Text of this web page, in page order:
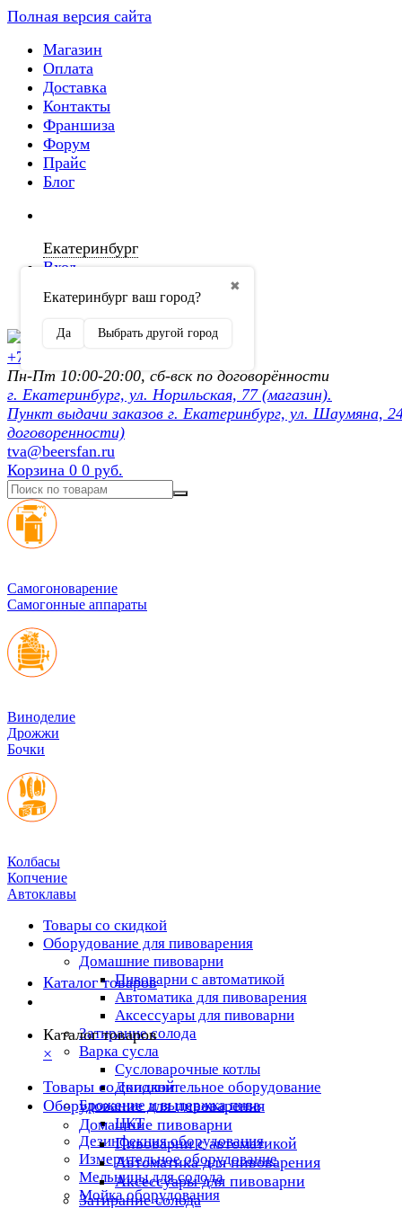
Полная версия сайта
Магазин
Оплата
Доставка
Контакты
Франшиза
Форум
Прайс
Блог
Екатеринбург
✖
Екатеринбург ваш город?
Да Выбрать другой город
Вход
Регистрация
+7 (902) 872-54-70
Пн-Пт 10:00-20:00, сб-вск по договорённости
г. Екатеринбург, ул. Норильская, 77 (магазин).
Пункт выдачи заказов г. Екатеринбург, ул. Шаумяна,
договоренности)
tva@beersfan.ru
Корзина 0 0 руб.
Cамогоноварение
Самогонные аппараты
Виноделие
Дрожжи
Бочки
Колбасы
Копчение
Автоклавы
Товары со скидкой
Оборудование для пивоварения
Домашние пивоварни
Пивоварни с автоматикой
Автоматика для пивоварения
Аксессуары для пивоварни
Затирание солода
Варка сусла
Cусловарочные котлы
Дополнительное оборудование
Брожение и выдержка пива
ЦКТ
Дезинфекция оборудования
Измерительное оборудование
Мельницы для солода
Мойка оборудования
Каталог товаров
Каталог товаров
×
Товары со скидкой
Оборудование для пивоварения
Домашние пивоварни
Пивоварни с автоматикой
Автоматика для пивоварения
Аксессуары для пивоварни
Затирание солода